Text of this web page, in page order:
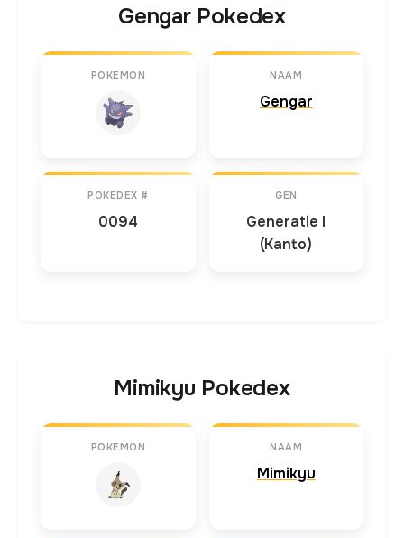
Gengar Pokedex
POKEMON NAAM
Gengar
POKEDEX #
0094
GEN
Generatie I
(Kanto)
Mimikyu Pokedex
POKEMON NAAM
Mimikyu